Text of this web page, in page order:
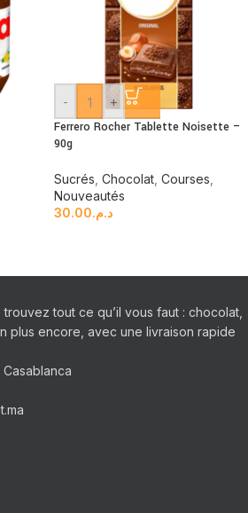
- +
Ferrero Rocher Tablette Noisette –
90g
Sucrés Chocolat Courses
Nouveautés
د.م.30.00
tout ce qu’il vous faut : chocolat,
plus encore, avec une livraison rapide